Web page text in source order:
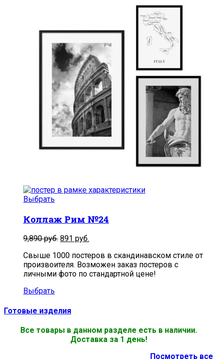
Выбрать
Коллаж Рим №24
9,890руб. 891 руб.
Свыше 1000 постеров в скандинавском стиле от
произвоителя. Возможен заказ постеров с
личными фото по стандартной цене!
Выбрать
Готовые изделия
Все товары в данном разделе есть в наличии.
Доставка за 1 день!
Посмотреть все